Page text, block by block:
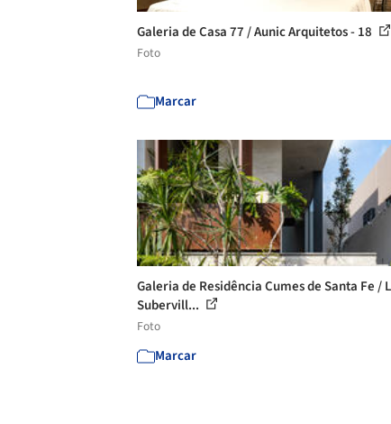
Galeria de Casa 77 / Aunic Arquitetos - 18
Foto
Marcar
Galeria de Residência Cumes de Santa Fe /
Subervill...
Foto
Marcar